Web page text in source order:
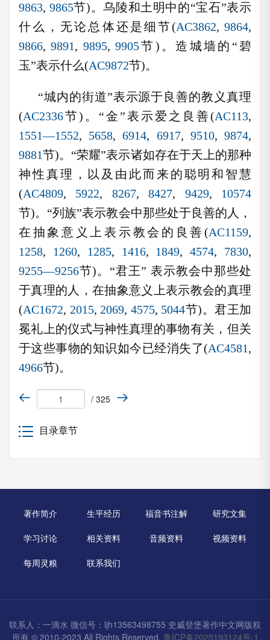
9863, 9865节)。乌陵和土明中的“宝石”表示
什么，无论总体还是细节(AC3862,9864,
9866,9891, 9895,9905节)。造城墙的“碧
玉”表示什么(AC9872节)。
“城内的街道”表示源于良善的教义真理
(AC2336节)。“金”表示爱之良善(AC113,
1551—1552, 5658,6914, 6917, 9510,9874,
9881节)。“荣耀”表示诸如存在于天上的那种
神性真理，以及由此而来的聪明和智慧
(AC4809, 5922, 8267,8427, 9429, 10574
节)。“列族”表示教会中那些处于良善的人，
在抽象意义上表示教会的良善(AC1159,
1258, 1260, 1285, 1416, 1849,4574, 7830,
9255—9256节)。“君王” 表示教会中那些处
于真理的人，在抽象意义上表示教会的真理
(AC1672, 2015, 2069, 4575, 5044节)。君王加
冕礼上的仪式与神性真理的事物有关，但关
于这些事物的知识如今已经消失了(AC4581,
4966节)。
/ 325
目录章节
著作简介 生平经历 福音书注解 研究文集
学习讨论 相关资料 音频资料 视频资料
每周灵粮 联系我们
联系人：一滴水 微信号：ljh13563498755 史威登堡著作中文网版权
所有 © 2010-2023 All Rights Reserved. 鲁ICP备2025193124号-1